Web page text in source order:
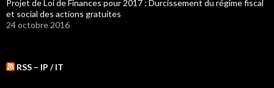
Projet de Loi de Finances pour 2017 : Durcissement du régime fiscal
et social des actions gratuites
24 octobre 2016
RSS – IP / IT